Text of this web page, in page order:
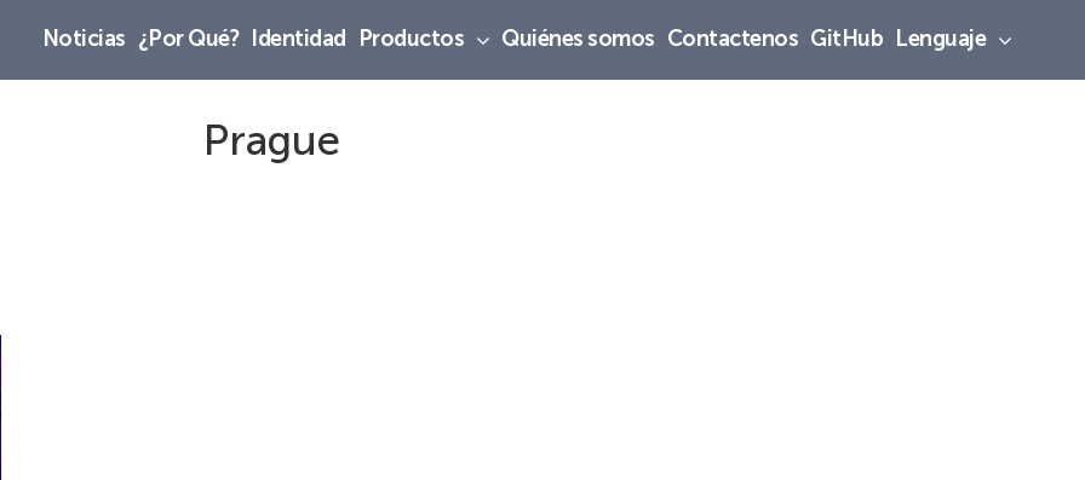
Noticias ¿Por Qué? Identidad Productos Quiénes somos Contactenos GitHub Lenguaje
Prague